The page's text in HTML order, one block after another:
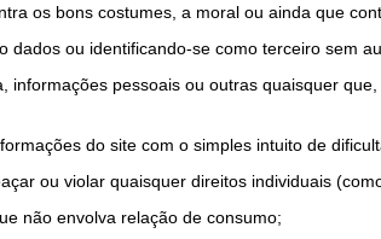
os bons costumes, a moral ou ainda que
dados ou identificando-se como terceiro sem
informações pessoais ou outras quaisquer
do site com o simples intuito de
ou violar quaisquer direitos individuais
não envolva relação de consumo;